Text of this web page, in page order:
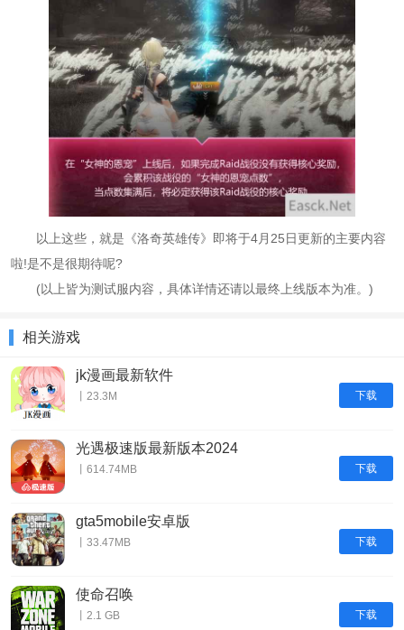
以上这些，就是《洛奇英雄传》即将于4月25日更新的主要内容
啦!是不是很期待呢?
(以上皆为测试服内容，具体详情还请以最终上线版本为准。)
相关游戏
下载
jk漫画最新软件
丨23.3M
下载
光遇极速版最新版本2024
丨614.74MB
下载
gta5mobile安卓版
丨33.47MB
下载
使命召唤
丨2.1 GB